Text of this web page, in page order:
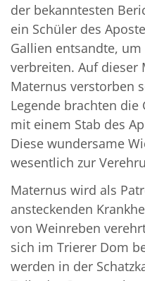
der bekanntesten
ein Schüler des
Gallien entsandte,
verbreiten. Auf dieser
Maternus verstorben
Legende brachten die
mit einem Stab des
Diese wundersame
wesentlich zur
Maternus wird als
ansteckenden
von Weinreben
sich im Trierer Dom
werden in der